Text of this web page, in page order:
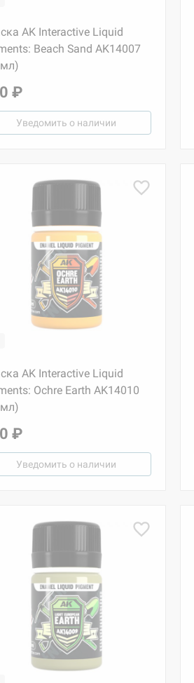
AK Interactive Liquid
Beach Sand AK14007
₽
Уведомить о наличии
AK Interactive Liquid
Ochre Earth AK14010
₽
Уведомить о наличии